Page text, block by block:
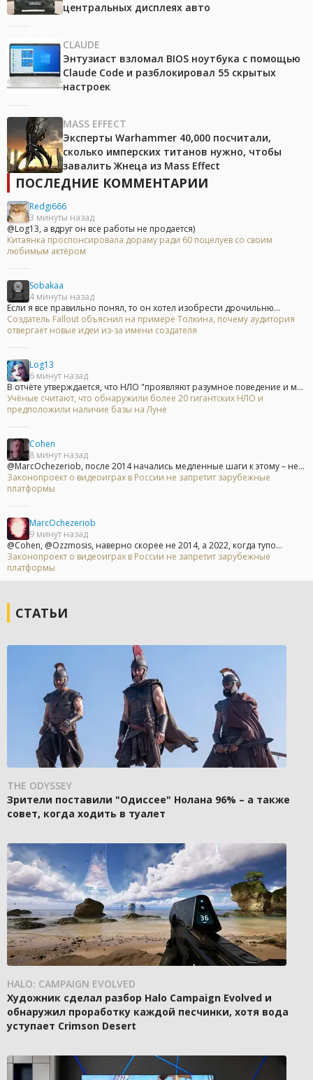
центральных дисплеях авто
CLAUDE
Энтузиаст взломал BIOS ноутбука с помощью
Claude Code и разблокировал 55 скрытых
настроек
MASS EFFECT
Эксперты Warhammer 40,000 посчитали,
сколько имперских титанов нужно, чтобы
завалить Жнеца из Mass Effect
ПОСЛЕДНИЕ КОММЕНТАРИИ
Redgi666
3 минуты назад
@Log13, а вдруг он все работы не продается)
Китаянка проспонсировала дораму ради 60 поцелуев со своим
любимым актёром
Sobakaa
4 минуты назад
Если я все правильно понял, то он хотел изобрести дрочильню...
Создатель Fallout объяснил на примере Толкина, почему аудитория
отвергает новые идеи из-за имени создателя
Log13
6 минут назад
В отчёте утверждается, что НЛО "проявляют разумное поведение и м...
Учёные считают, что обнаружили более 20 гигантских НЛО и
предположили наличие базы на Луне
Cohen
8 минут назад
@MarcOchezeriob, после 2014 начались медленные шаги к этому – не...
Законопроект о видеоиграх в России не запретит зарубежные
платформы
MarcOchezeriob
9 минут назад
@Cohen, @Ozzmosis, наверно скорее не 2014, а 2022, когда тупо...
Законопроект о видеоиграх в России не запретит зарубежные
платформы
СТАТЬИ
THE ODYSSEY
Зрители поставили "Одиссее" Нолана 96% – а также
совет, когда ходить в туалет
HALO: CAMPAIGN EVOLVED
Художник сделал разбор Halo Campaign Evolved и
обнаружил проработку каждой песчинки, хотя вода
уступает Crimson Desert